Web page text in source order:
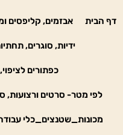
דף הבית אבזמים, קליפסים
ידיות, סוגרים,
כפתורים
לפי מטר- סרטים ורצועות,
מכונות_שטנצים_כלי